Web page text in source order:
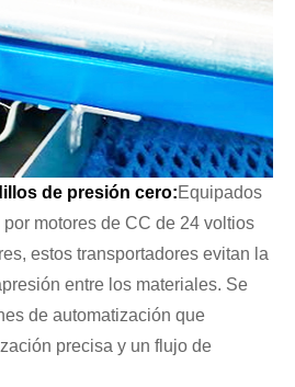
de presión cero:Equipados
motores de CC de 24 voltios
estos transportadores evitan la
entre los materiales. Se
de automatización que
precisa y un flujo de